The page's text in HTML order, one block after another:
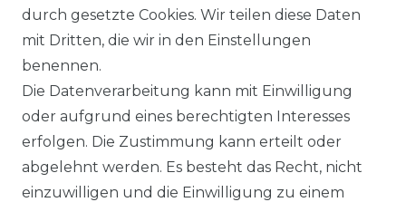
durch gesetzte Cookies. Wir teilen diese Daten
mit Dritten, die wir in den Einstellungen
benennen.
Die Datenverarbeitung kann mit Einwilligung
oder aufgrund eines berechtigten Interesses
erfolgen. Die Zustimmung kann erteilt oder
abgelehnt werden. Es besteht das Recht, nicht
einzuwilligen und die Einwilligung zu einem